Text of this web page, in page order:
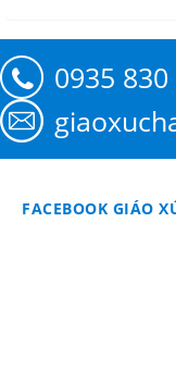
0935 830
FACEBOOK GIÁO